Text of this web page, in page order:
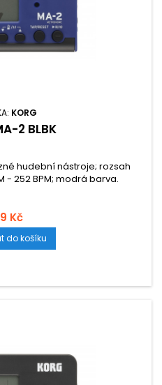
KORG
2 BLBK
hudební nástroje; rozsah
- 252 BPM; modrá barva.
Kč
do košíku